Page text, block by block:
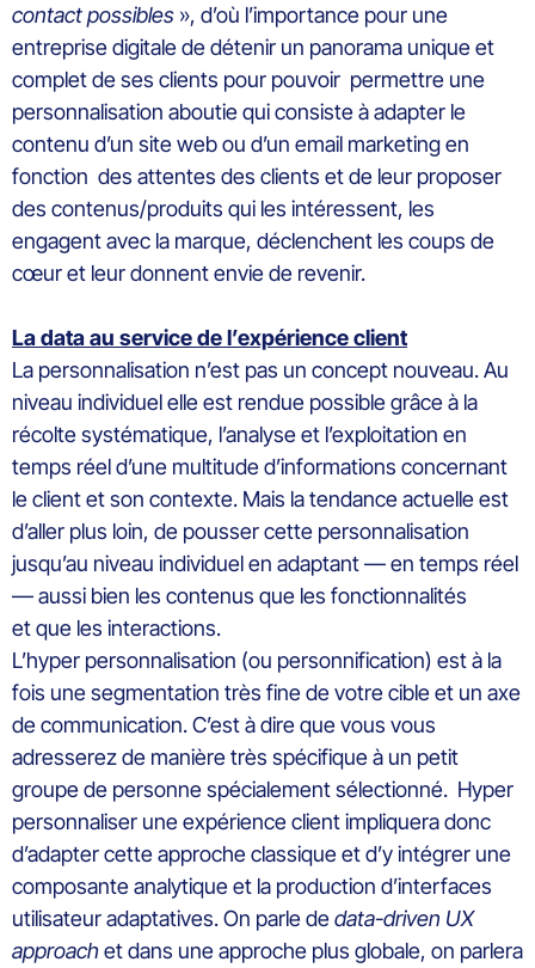
contact possibles », d’où l’importance pour une
entreprise digitale de détenir un panorama unique et
complet de ses clients pour pouvoir permettre une
personnalisation aboutie qui consiste à adapter le
contenu d’un site web ou d’un email marketing en
fonction des attentes des clients et de leur proposer
des contenus/produits qui les intéressent, les
engagent avec la marque, déclenchent les coups de
cœur et leur donnent envie de revenir.
La data au service de l’expérience client
La personnalisation n’est pas un concept nouveau. Au
niveau individuel elle est rendue possible grâce à la
récolte systématique, l’analyse et l’exploitation en
temps réel d’une multitude d’informations concernant
le client et son contexte. Mais la tendance actuelle est
d’aller plus loin, de pousser cette personnalisation
jusqu’au niveau individuel en adaptant — en temps réel
— aussi bien les contenus que les fonctionnalités
et que les interactions.
L’hyper personnalisation (ou personnification) est à la
fois une segmentation très fine de votre cible et un axe
de communication. C’est à dire que vous vous
adresserez de manière très spécifique à un petit
groupe de personne spécialement sélectionné. Hyper
personnaliser une expérience client impliquera donc
d’adapter cette approche classique et d’y intégrer une
composante analytique et la production d’interfaces
utilisateur adaptatives. On parle dedata-driven UX
approachet dans une approche plus globale, on parlera